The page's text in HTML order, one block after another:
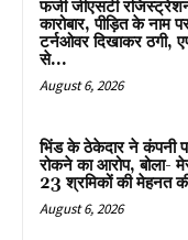
फर्जी जीएसटी
कारोबार, पीड़ित के
टर्नओवर दिखाकर ठगी,
से...
August 6, 2026
भिंड के ठेकेदार ने कंपनी
रोकने का आरोप, बोला-
23 श्रमिकों की मेहनत
August 6, 2026